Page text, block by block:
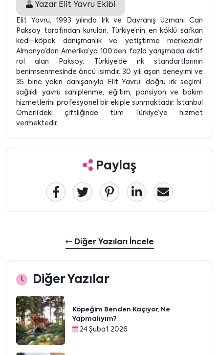
Yazar Elit Yavru Ekibi
Elit Yavru, 1993 yılında Irk ve Davranış Uzmanı Can
Paksoy tarafından kurulan, Türkiye’nin en köklü safkan
kedi–köpek danışmanlık ve yetiştirme merkezidir.
Almanya’dan Amerika’ya 100’den fazla yarışmada aktif
rol alan Paksoy, Türkiye’de ırk standartlarının
benimsenmesinde öncü isimdir. 30 yılı aşan deneyimi ve
35 bine yakın danışanıyla Elit Yavru; doğru ırk seçimi,
sağlıklı yavru sahiplenme, eğitim, pansiyon ve bakım
hizmetlerini profesyonel bir ekiple sunmaktadır. İstanbul
Ömerli’deki çiftliğinde tüm Türkiye’ye hizmet
vermektedir.
Paylaş
Diğer Yazıları İncele
Diğer Yazılar
Köpeğim Benden Kaçıyor, Ne
Yapmalıyım?
24 Şubat 2026